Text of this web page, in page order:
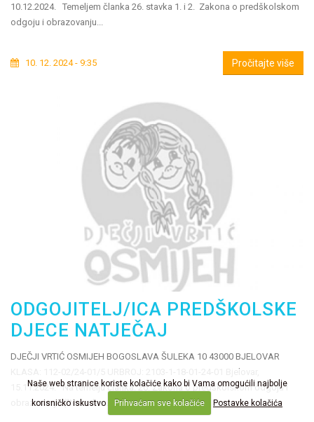
10.12.2024. Temeljem članka 26. stavka 1. i 2. Zakona o predškolskom
odgoju i obrazovanju...
10. 12. 2024 - 9:35 Pročitajte više
ODGOJITELJ/ICA PREDŠKOLSKE
DJECE NATJEČAJ
DJEČJI VRTIĆ OSMIJEH BOGOSLAVA ŠULEKA 10 43000 BJELOVAR
KLASA: 112-02/24-01/5 URBROJ: 2103-1-18-01-24-01 Bjelovar,
15.11.2024. Na temelju članka. 26. Zakona o predškolskom odgoju i
obrazovanju (“Narodne...
Naše web stranice koriste kolačiće kako bi Vama omogućili najbolje
korisničko iskustvo
Prihvaćam sve kolačiće Postavke kolačića